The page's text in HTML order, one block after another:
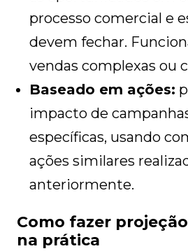
processo comercial e
devem fechar.
vendas complexas ou
Baseado em ações:
impacto de
específicas, usando
ações similares
anteriormente.
Como fazer
na prática